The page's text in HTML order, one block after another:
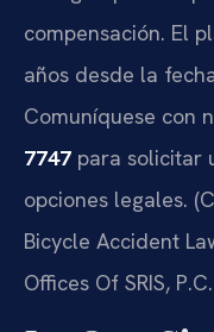
compensación. El
años desde la
Comuníquese con
7747 para solicitar
opciones legales.
Bicycle Accident
Offices Of SRIS,